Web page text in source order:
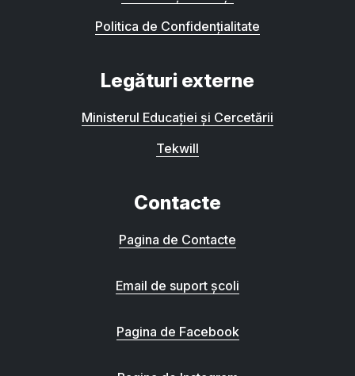
Politica de Confidențialitate
Legături externe
Ministerul Educației și Cercetării
Tekwill
Contacte
Pagina de Contacte
Email de suport școli
Pagina de Facebook